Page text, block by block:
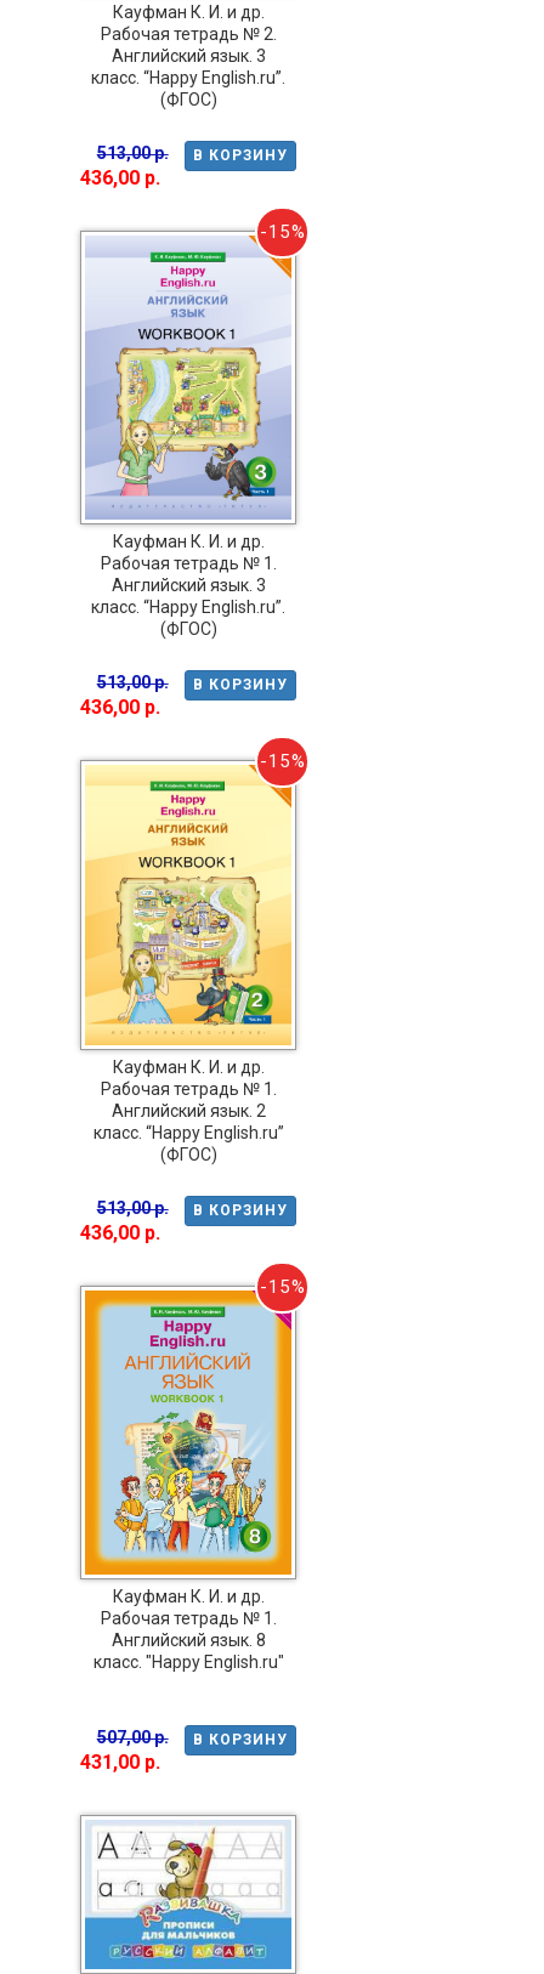
Кауфман К. И. и др.
Рабочая тетрадь № 2.
Английский язык. 3
класс. “Happy English.ru”.
(ФГОС)
В КОРЗИНУ
513,00 р.
436,00 р.
-15%
Кауфман К. И. и др.
Рабочая тетрадь № 1.
Английский язык. 3
класс. “Happy English.ru”.
(ФГОС)
В КОРЗИНУ
513,00 р.
436,00 р.
-15%
Кауфман К. И. и др.
Рабочая тетрадь № 1.
Английский язык. 2
класс. “Happy English.ru”
(ФГОС)
В КОРЗИНУ
513,00 р.
436,00 р.
-15%
Кауфман К. И. и др.
Рабочая тетрадь № 1.
Английский язык. 8
класс. "Happy English.ru"
В КОРЗИНУ
507,00 р.
431,00 р.